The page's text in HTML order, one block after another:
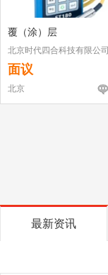
覆（涂）层
北京时代四合科技有限公司
面议
北京
最新资讯